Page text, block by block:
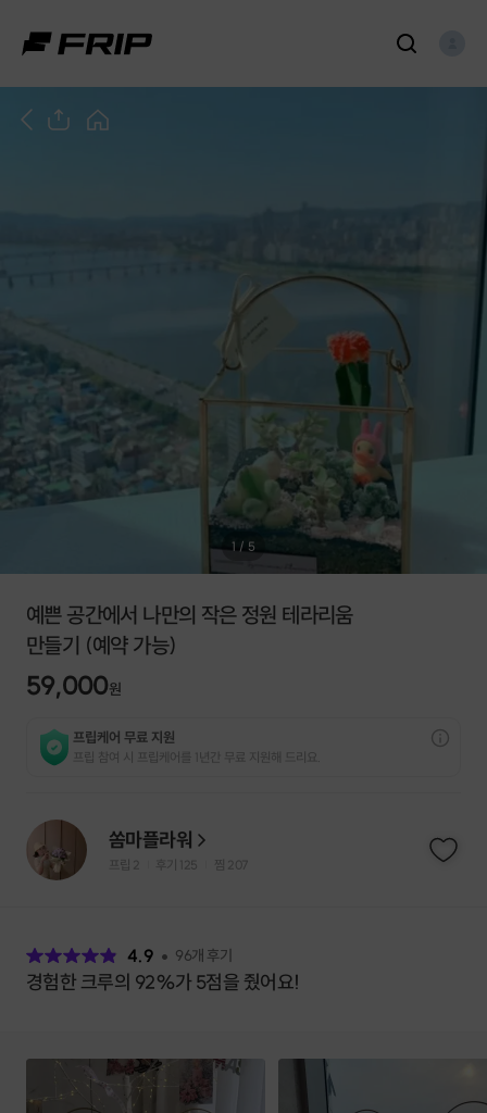
1 / 5
예쁜 공간에서 나만의 작은 정원 테라리움
만들기 (예약 가능)
59,000원
프립케어 무료 지원
프립 참여 시 프립케어를 1년간 무료 지원해 드리요.
쏨마플라워
프립 2 후기 125 찜 207
4.9 96개 후기
경험한 크루의 92%가 5점을 줬어요!